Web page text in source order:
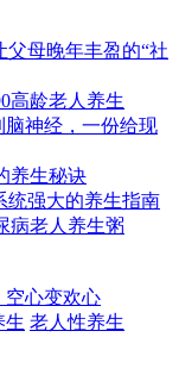
母晚年丰盈的“社
高龄老人养生
脑神经，一份给现
养生秘诀
统强大的养生指南
病老人养生粥
空心变欢心
生 老人性养生